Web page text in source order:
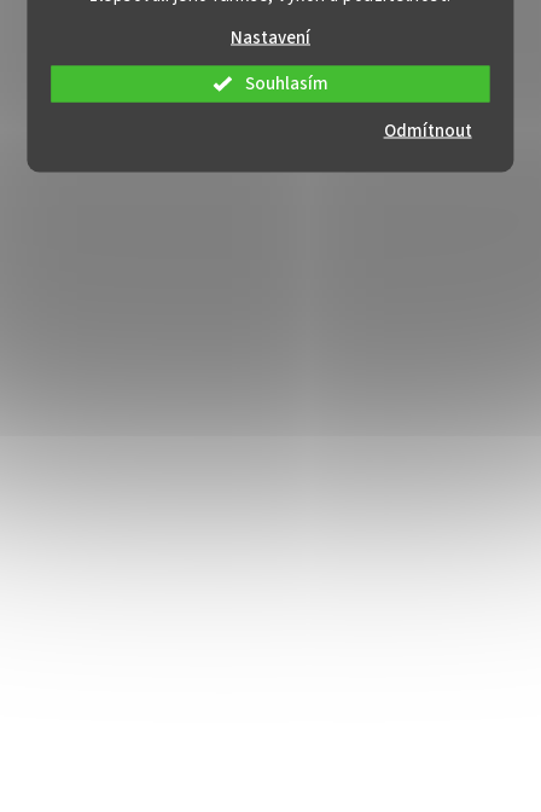
Nastavení
Odmítnout
Souhlasím